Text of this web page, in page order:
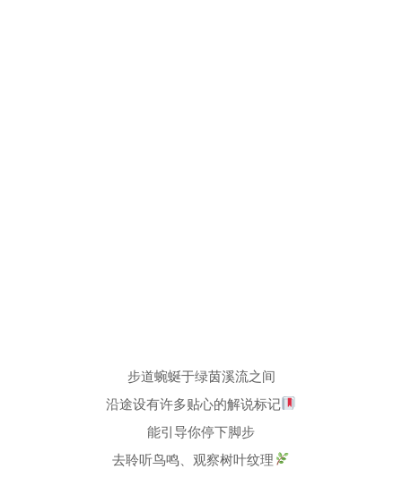
步道蜿蜒于绿茵溪流之间
沿途设有许多贴心的解说标记
能引导你停下脚步
去聆听鸟鸣、观察树叶纹理